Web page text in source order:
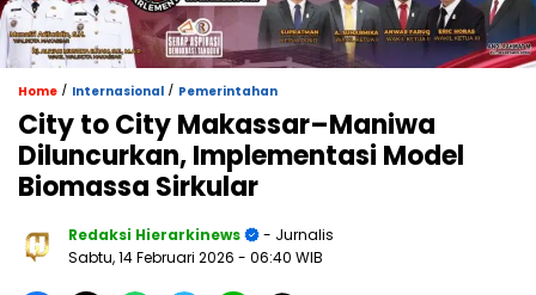
Home / Internasional / Pemerintahan
City to City Makassar–Maniwa
Diluncurkan, Implementasi Model
Biomassa Sirkular
Redaksi Hierarkinews
- Jurnalis
Sabtu, 14 Februari 2026 - 06:40 WIB